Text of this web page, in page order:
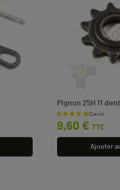
Pignon 25H 11
Prix
9,60 € TTC
Ajouter